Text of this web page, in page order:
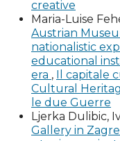
pervenuti al Patrio
1857, Mantova:
Balzanelli A.
Gianluigi de Medici
gonzaghesco di
Bazzotti U. (2001),
Patrio in Mantova,
creative
Maria-Luise
Austrian
nationalistic
educational
era , Il capitale
Cultural
le due Guerre
Ljerka Dulibic,
Gallery in